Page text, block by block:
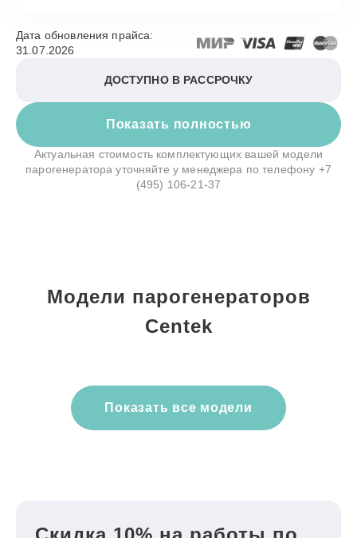
Показать полностью
Дата обновления прайса:
31.07.2026
ДОСТУПНО В РАССРОЧКУ
Актуальная стоимость комплектующих вашей модели
парогенератора уточняйте у менеджера по телефону +7
(495) 106-21-37
Модели парогенераторов
Centek
Показать все модели